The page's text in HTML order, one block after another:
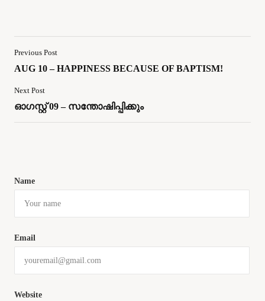
Previous Post
AUG 10 – HAPPINESS BECAUSE OF BAPTISM!
Next Post
ഓഗസ്റ്റ് 09 – സന്തോഷിപ്പിക്കും
Name
Email
Website